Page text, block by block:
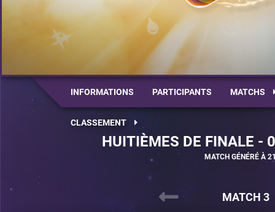
INFORMATIONS PARTICIPANTS MATCHS
CLASSEMENT
HUITIÈMES DE FINALE
MATCH GÉNÉRÉ À
MATCH 3